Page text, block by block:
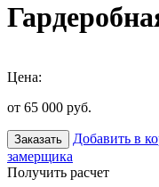
Цена:
от 65 000 руб.
Заказать Добавить в
замерщика
Получить расчет